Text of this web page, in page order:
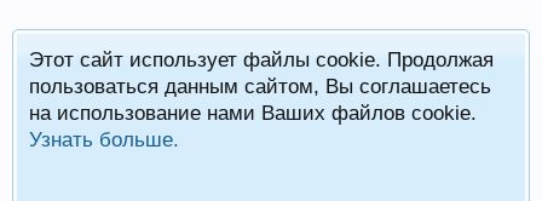
Этот сайт использует файлы cookie. Продолжая
пользоваться данным сайтом, Вы соглашаетесь
на использование нами Ваших файлов cookie.
Узнать больше.